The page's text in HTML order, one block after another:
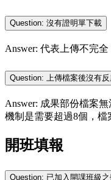
Question: 沒有證明單下載
Answer: 代表上傳不完
Question: 上傳檔案後沒有
Answer: 成果部份檔案
機制是需要超過8個，檔
開班填報
Question: 已加入開課班級